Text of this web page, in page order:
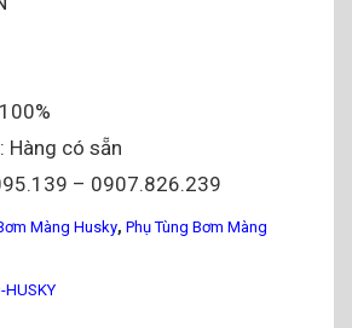
Hàng có sẵn
– 0907.826.239
Màng Husky, Phụ Tùng Bơm Màng
HUSKY